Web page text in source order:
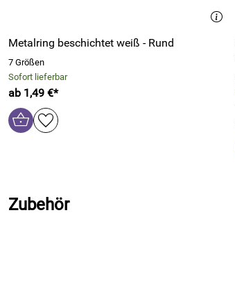
Metalring beschichtet weiß - Rund
7 Größen
Sofort lieferbar
ab 1,49 €*
Zubehör